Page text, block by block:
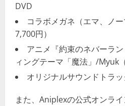
DVD
コラボメガネ（エマ、ノ
7,700円）
アニメ『約束のネバーラ
ィングテーマ「魔法」/Myuk
オリジナルサウンドトラッ
また、Aniplexの公式オンラ